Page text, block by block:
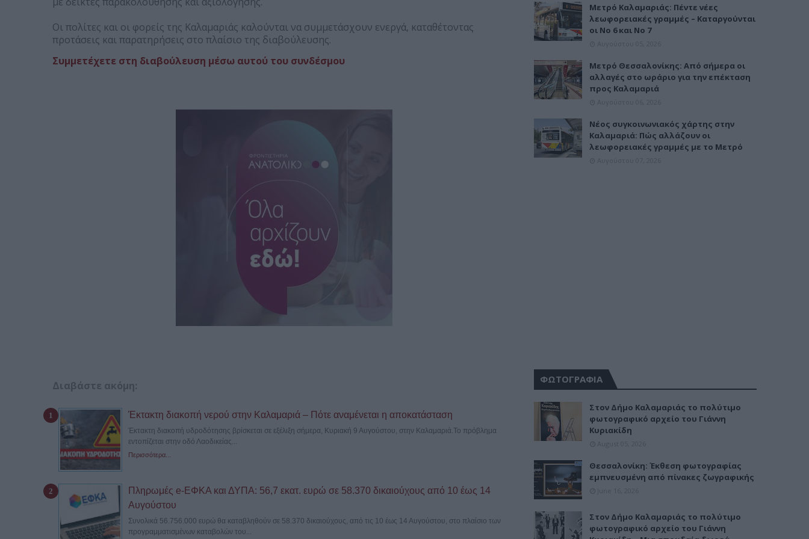
Οι πολίτες και οι φορείς της Καλαμαριάς καλούνται να συμμετάσχουν ενεργά, καταθέτοντας
προτάσεις και παρατηρήσεις στο πλαίσιο της διαβούλευσης.
Συμμετέχετε στη διαβούλευση μέσω αυτού του συνδέσμου
Διαβάστε ακόμη:
Έκτακτη διακοπή νερού στην Καλαμαριά – Πότε αναμένεται η αποκατάσταση
Έκτακτη διακοπή υδροδότησης βρίσκεται σε εξέλιξη σήμερα, Κυριακή 9 Αυγούστου, στην Καλαμαριά.Το πρόβλημα
εντοπίζεται στην οδό Λαοδικείας...
Περισσότερα...
Πληρωμές e-ΕΦΚΑ και ΔΥΠΑ: 56,7 εκατ. ευρώ σε 58.370 δικαιούχους από 10 έως 14
Αυγούστου
Συνολικά 56.756.000 ευρώ θα καταβληθούν σε 58.370 δικαιούχους, από τις 10 έως 14 Αυγούστου, στο πλαίσιο των
προγραμματισμένων καταβολών του...
Μετρό Καλαμαριάς: Πέντε νέες
λεωφορειακές γραμμές – Καταργούνται
οι Νο 6 και Νο 7
Μετρό Θεσσαλονίκης: Από σήμερα οι
αλλαγές στο ωράριο για την επέκταση
προς Καλαμαριά
Νέος συγκοινωνιακός χάρτης στην
Καλαμαριά: Πώς αλλάζουν οι
λεωφορειακές γραμμές με το Μετρό
ΦΩΤΟΓΡΑΦΙΑ
Στον Δήμο Καλαμαριάς το πολύτιμο
φωτογραφικό αρχείο του Γιάννη
Κυριακίδη
Θεσσαλονίκη: Έκθεση φωτογραφίας
εμπνευσμένη από πίνακες ζωγραφικής
Στον Δήμο Καλαμαριάς το πολύτιμο
φωτογραφικό αρχείο του Γιάννη